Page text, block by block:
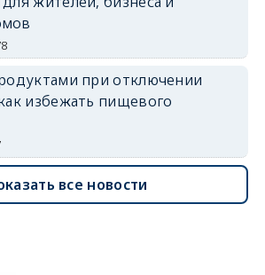
при отключении
избежать пищевого
все новости